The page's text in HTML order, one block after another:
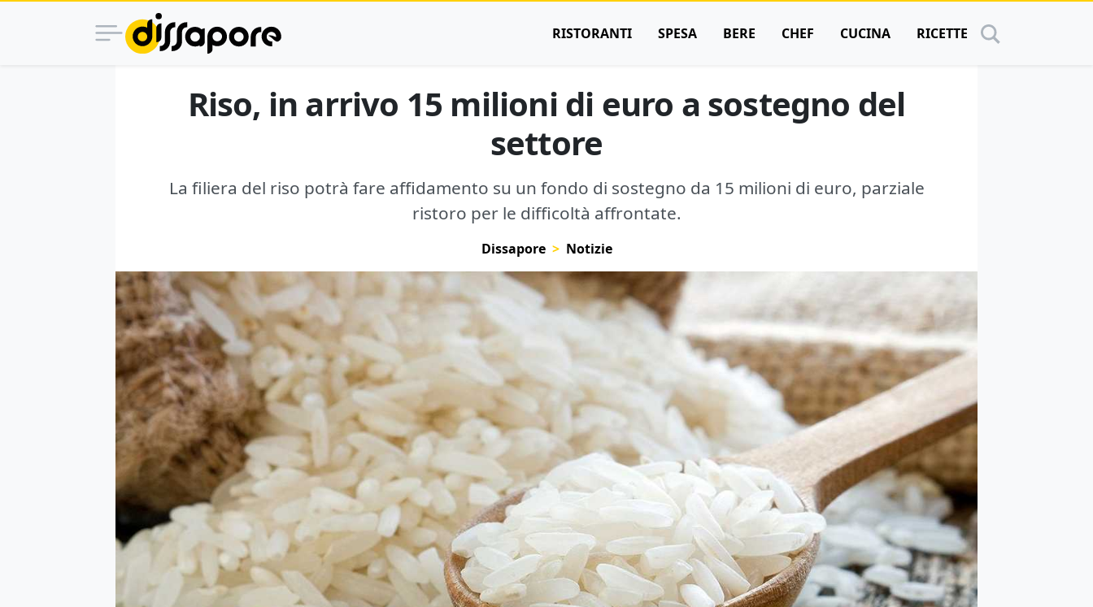
RISTORANTI SPESA BERE CHEF CUCINA RICETTE
Riso, in arrivo 15 milioni di euro a sostegno del
settore
La filiera del riso potrà fare affidamento su un fondo di sostegno da 15 milioni di euro, parziale
ristoro per le difficoltà affrontate.
Dissapore Notizie